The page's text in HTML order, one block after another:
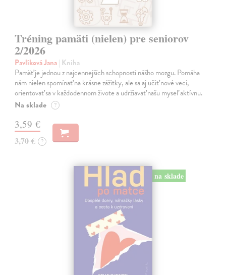
Tréning pamäti (nielen) pre seniorov
2/2026
Pavlíková Jana| Kniha
Pamäť je jednou z najcennejších schopností nášho mozgu. Pomáha
nám nielen spomínať na krásne zážitky, ale sa aj učiť nové veci,
orientovať sa v každodennom živote a udržiavať našu myseľ aktívnu.
Na sklade ?
3,59 €
3,70 € ?
na sklade